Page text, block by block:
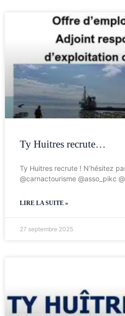
Ty Huitres recrute…
Ty Huitres recrute ! N’hésitez
@carnactourisme @asso_pikc
LIRE LA SUITE »
27 septembre 2025